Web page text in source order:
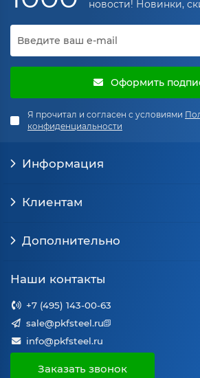
новости! Новинки,
Оформить
Я прочитал и согласен с условиями
конфиденциальности
Информация
Клиентам
Дополнительно
Наши контакты
+7 (495) 143-00-63
sale@pkfsteel.ru
info@pkfsteel.ru
Заказать звонок